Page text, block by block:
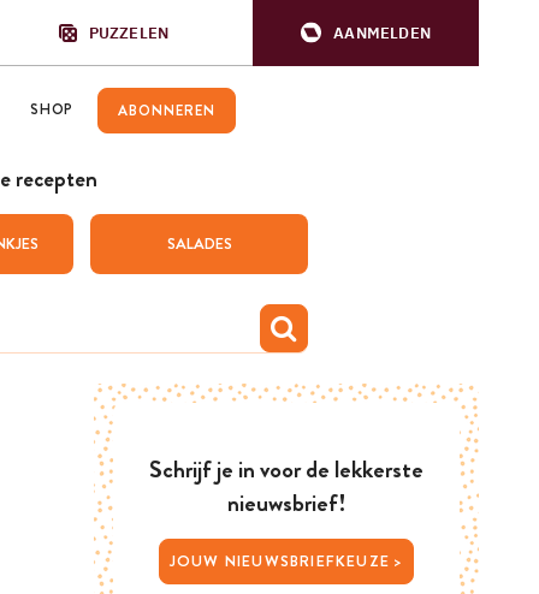
PUZZELEN AANMELDEN
SHOP ABONNEREN
recepten
SALADES
Schrijf je in voor de lekkerste
nieuwsbrief!
JOUW NIEUWSBRIEFKEUZE >